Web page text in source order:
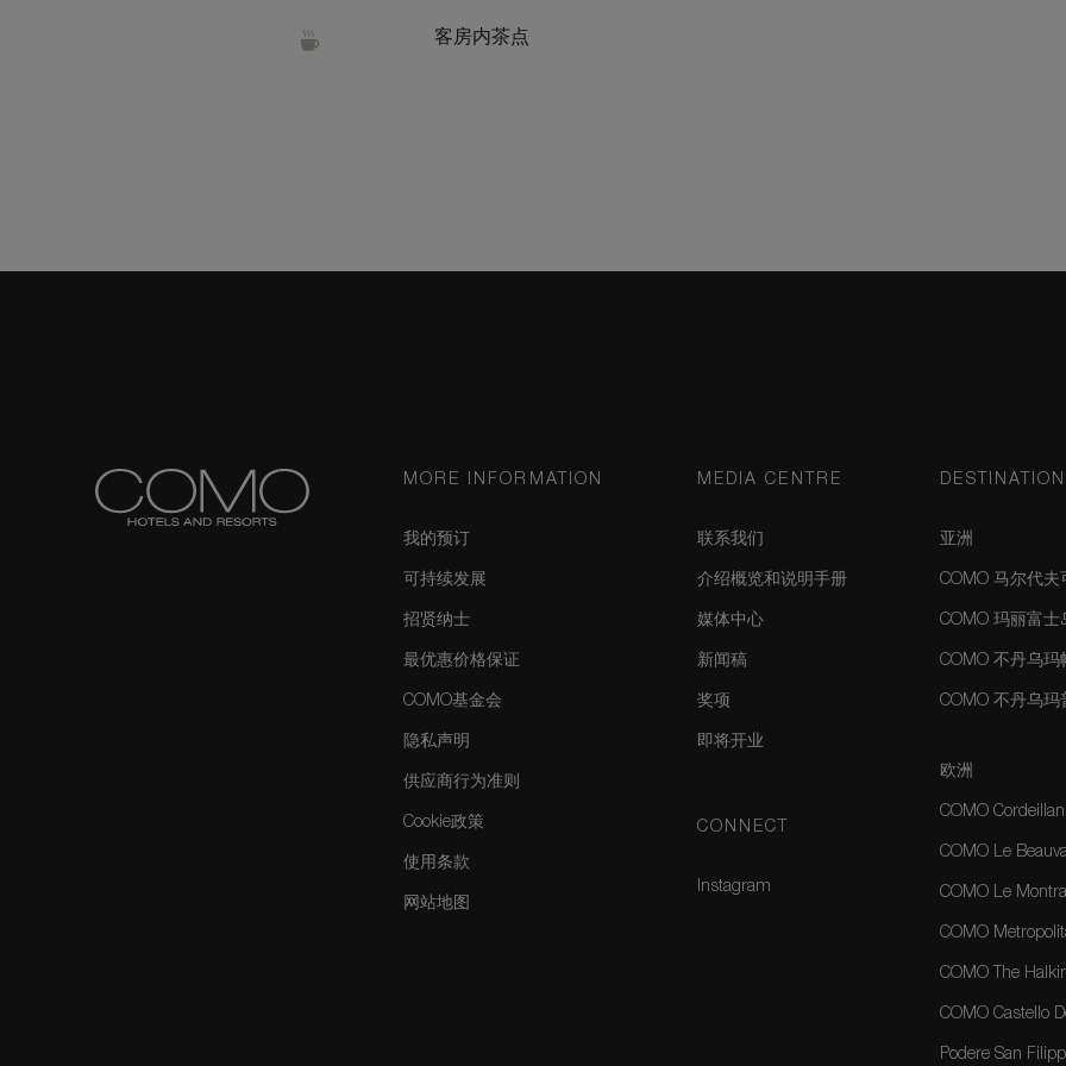
客房内茶点
MORE INFORMATION
我的预订
可持续发展
招贤纳士
最优惠价格保证
COMO基金会
隐私声明
供应商行为准则
Cookie政策
使用条款
网站地图
MEDIA CENTRE
联系我们
介绍概览和说明手册
媒体中心
新闻稿
奖项
即将开业
CONNECT
Instagram
亚洲
COMO 马尔代
COMO 玛丽富士
COMO 不丹乌玛
COMO 不丹乌玛
欧洲
COMO
COMO Le
COMO Le
COMO
COMO The
COMO Castello
Podere San